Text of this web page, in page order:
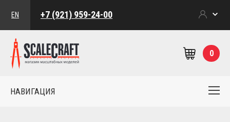
EN +7 (921) 959-24-00
0
НАВИГАЦИЯ